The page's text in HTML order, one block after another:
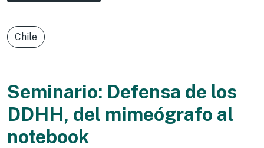
Chile
Seminario: Defensa de los
DDHH, del mimeógrafo al
notebook